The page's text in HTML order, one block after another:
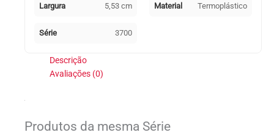
Largura 5,53 cm Material Termoplástico
Série 3700
Descrição
Avaliações (0)
Produtos da mesma Série